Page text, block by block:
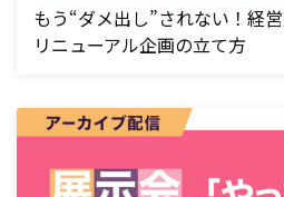
もう“ダメ出し”されない！経
リニューアル企画の立て方